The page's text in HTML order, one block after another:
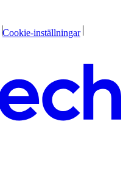
Cookie-inställningar